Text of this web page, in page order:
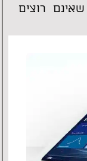
רוצים